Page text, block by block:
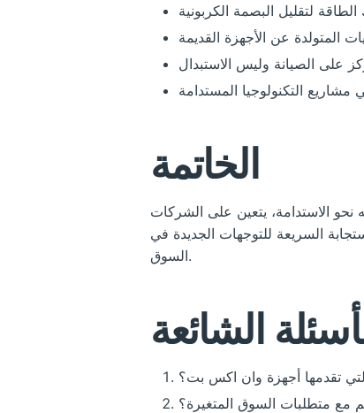
الخاتمة
نحو الاستدامة، يتعين على الشركات
السريعة للتوجهات الجديدة في
السوق.
الشائعة
تقدمها أجهزة وان اكس بت؟
مع متطلبات السوق المتغيرة؟